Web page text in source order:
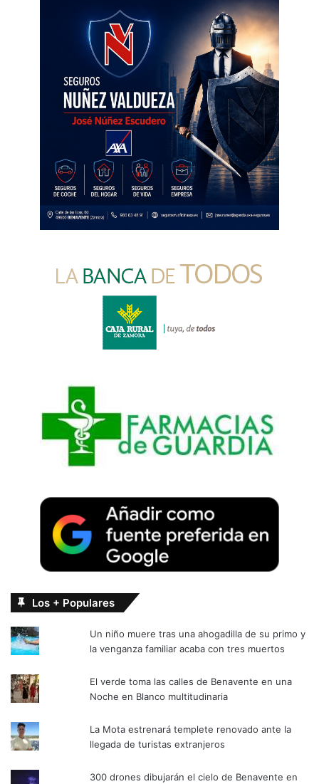
Los + Populares
Un niño muere tras una ahogadilla de su primo y
la venganza familiar acaba con tres muertos
El verde toma las calles de Benavente en una
Noche en Blanco multitudinaria
La Mota estrenará templete renovado ante la
llegada de turistas extranjeros
300 drones dibujarán el cielo de Benavente en